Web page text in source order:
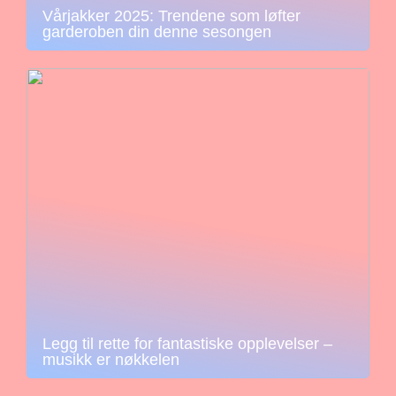
Vårjakker 2025: Trendene som løfter
garderoben din denne sesongen
Legg til rette for fantastiske opplevelser –
musikk er nøkkelen